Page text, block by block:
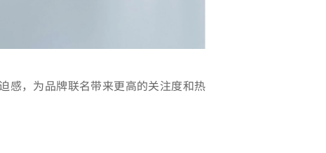
感，为品牌联名带来更高的关注度和热